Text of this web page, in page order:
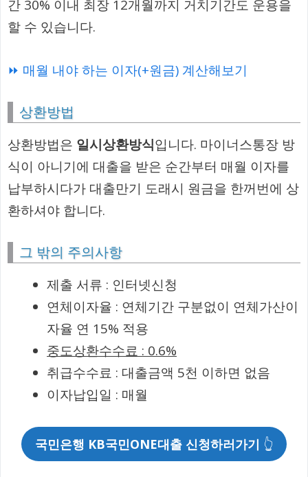
간 30% 이내 최장 12개월까지 거치기간도 운용을
할 수 있습니다.
⏩ 매월 내야 하는 이자(+원금) 계산해보기
상환방법
상환방법은 일시상환방식입니다. 마이너스통장 방
식이 아니기에 대출을 받은 순간부터 매월 이자를
납부하시다가 대출만기 도래시 원금을 한꺼번에 상
환하셔야 합니다.
그 밖의 주의사항
제출 서류 : 인터넷신청
연체이자율 : 연체기간 구분없이 연체가산이
자율 연 15% 적용
중도상환수수료 : 0.6%
취급수수료 : 대출금액 5천 이하면 없음
이자납입일 : 매월
국민은행 KB국민ONE대출 신청하러가기 👆